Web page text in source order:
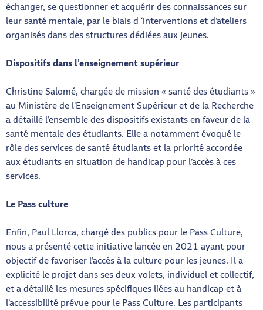
échanger, se questionner et acquérir des connaissances sur
leur santé mentale, par le biais d ‘interventions et d’ateliers
organisés dans des structures dédiées aux jeunes.
Dispositifs dans l’enseignement supérieur
Christine Salomé, chargée de mission « santé des étudiants »
au Ministère de l’Enseignement Supérieur et de la Recherche
a détaillé l’ensemble des dispositifs existants en faveur de la
santé mentale des étudiants. Elle a notamment évoqué le
rôle des services de santé étudiants et la priorité accordée
aux étudiants en situation de handicap pour l’accès à ces
services.
Le Pass culture
Enfin, Paul Llorca, chargé des publics pour le Pass Culture,
nous a présenté cette initiative lancée en 2021 ayant pour
objectif de favoriser l’accès à la culture pour les jeunes. Il a
explicité le projet dans ses deux volets, individuel et collectif,
et a détaillé les mesures spécifiques liées au handicap et à
l’accessibilité prévue pour le Pass Culture. Les participants